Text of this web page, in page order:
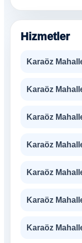
Hizmetler
Karaöz
Karaöz
Karaöz
Karaöz
Karaöz
Karaöz
Karaöz